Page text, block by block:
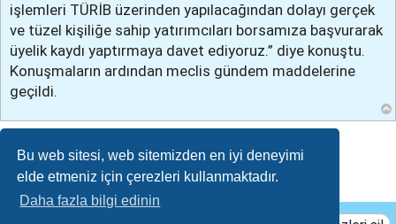
Bu web sitesi, web sitemizden en iyi deneyimi
elde etmeniz için çerezleri kullanmaktadır.
Daha fazla bilgi edinin
işlemleri TÜRİB üzerinden yapılacağından dolayı gerçek
ve tüzel kişiliğe sahip yatırımcıları borsamıza başvurarak
üyelik kaydı yaptırmaya davet ediyoruz.” diye konuştu.
Konuşmaların ardından meclis gündem maddelerine
geçildi.